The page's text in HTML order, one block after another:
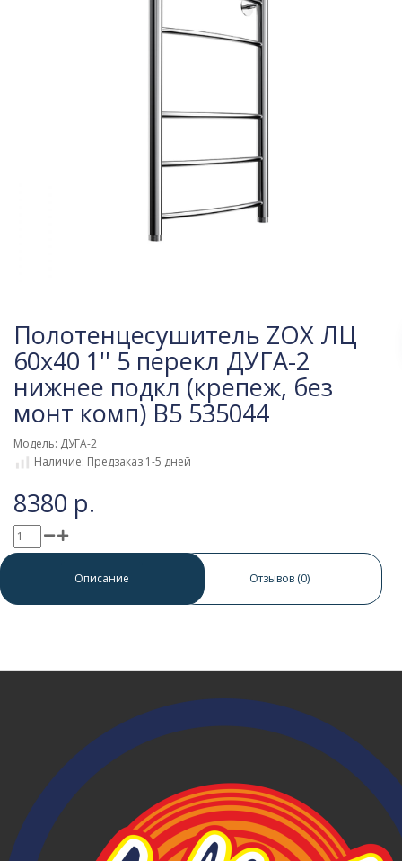
Полотенцесушитель ZOX ЛЦ
60х40 1'' 5 перекл ДУГА-2
нижнее подкл (крепеж, без
монт комп) B5 535044
Модель: ДУГА-2
Наличие: Предзаказ 1-5 дней
8380 р.
Написать отзыв
Описание Отзывов (0)